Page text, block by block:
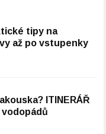
tipy na
až po vstupenky
ITINERÁŘ